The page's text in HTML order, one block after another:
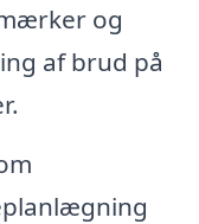
og
af brud på